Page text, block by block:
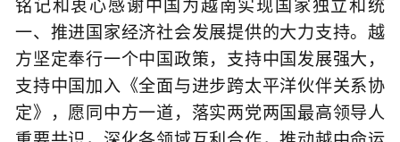
铭记和衷心感谢中国为越南实现国家独立和统
一、推进国家经济社会发展提供的大力支持。越
方坚定奉行一个中国政策，支持中国发展强大，
支持中国加入《全面与进步跨太平洋伙伴关系协
定》，愿同中方一道，落实两党两国最高领导人